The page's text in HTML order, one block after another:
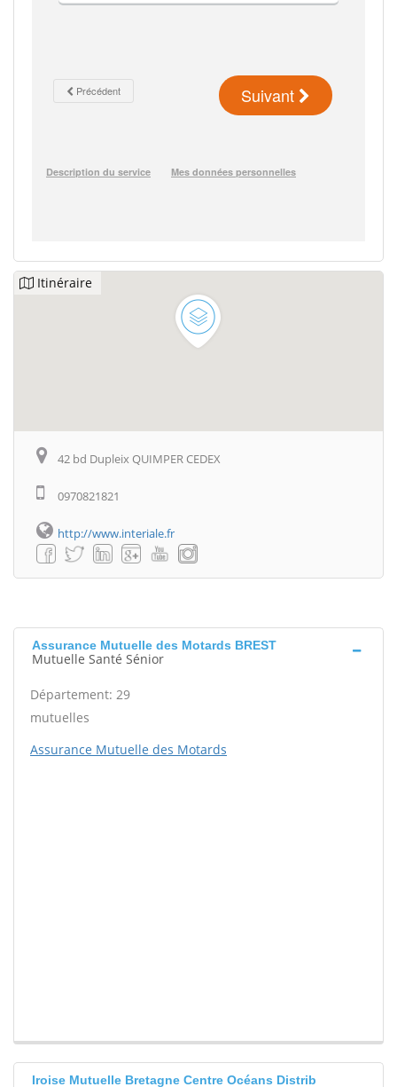
Itinéraire
42 bd Dupleix QUIMPER CEDEX
0970821821
http://www.interiale.fr
Assurance Mutuelle des Motards BREST
Mutuelle Santé Sénior
Département: 29
mutuelles
Assurance Mutuelle des Motards
Iroise Mutuelle Bretagne Centre Océans Distrib